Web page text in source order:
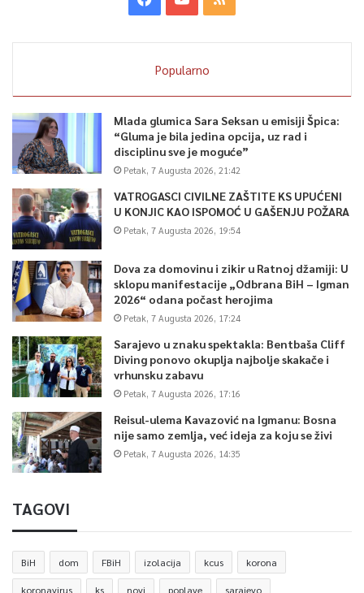
Popularno
Mlada glumica Sara Seksan u emisiji Špica:
“Gluma je bila jedina opcija, uz rad i
disciplinu sve je moguće”
Petak, 7 Augusta 2026, 21:42
VATROGASCI CIVILNE ZAŠTITE KS UPUĆENI
U KONJIC KAO ISPOMOĆ U GAŠENJU POŽARA
Petak, 7 Augusta 2026, 19:54
Dova za domovinu i zikir u Ratnoj džamiji: U
sklopu manifestacije „Odbrana BiH – Igman
2026“ odana počast herojima
Petak, 7 Augusta 2026, 17:24
Sarajevo u znaku spektakla: Bentbaša Cliff
Diving ponovo okuplja najbolje skakače i
vrhunsku zabavu
Petak, 7 Augusta 2026, 17:16
Reisul-ulema Kavazović na Igmanu: Bosna
nije samo zemlja, već ideja za koju se živi
Petak, 7 Augusta 2026, 14:35
TAGOVI
BiH dom FBiH izolacija kcus korona
koronavirus ks novi poplave sarajevo